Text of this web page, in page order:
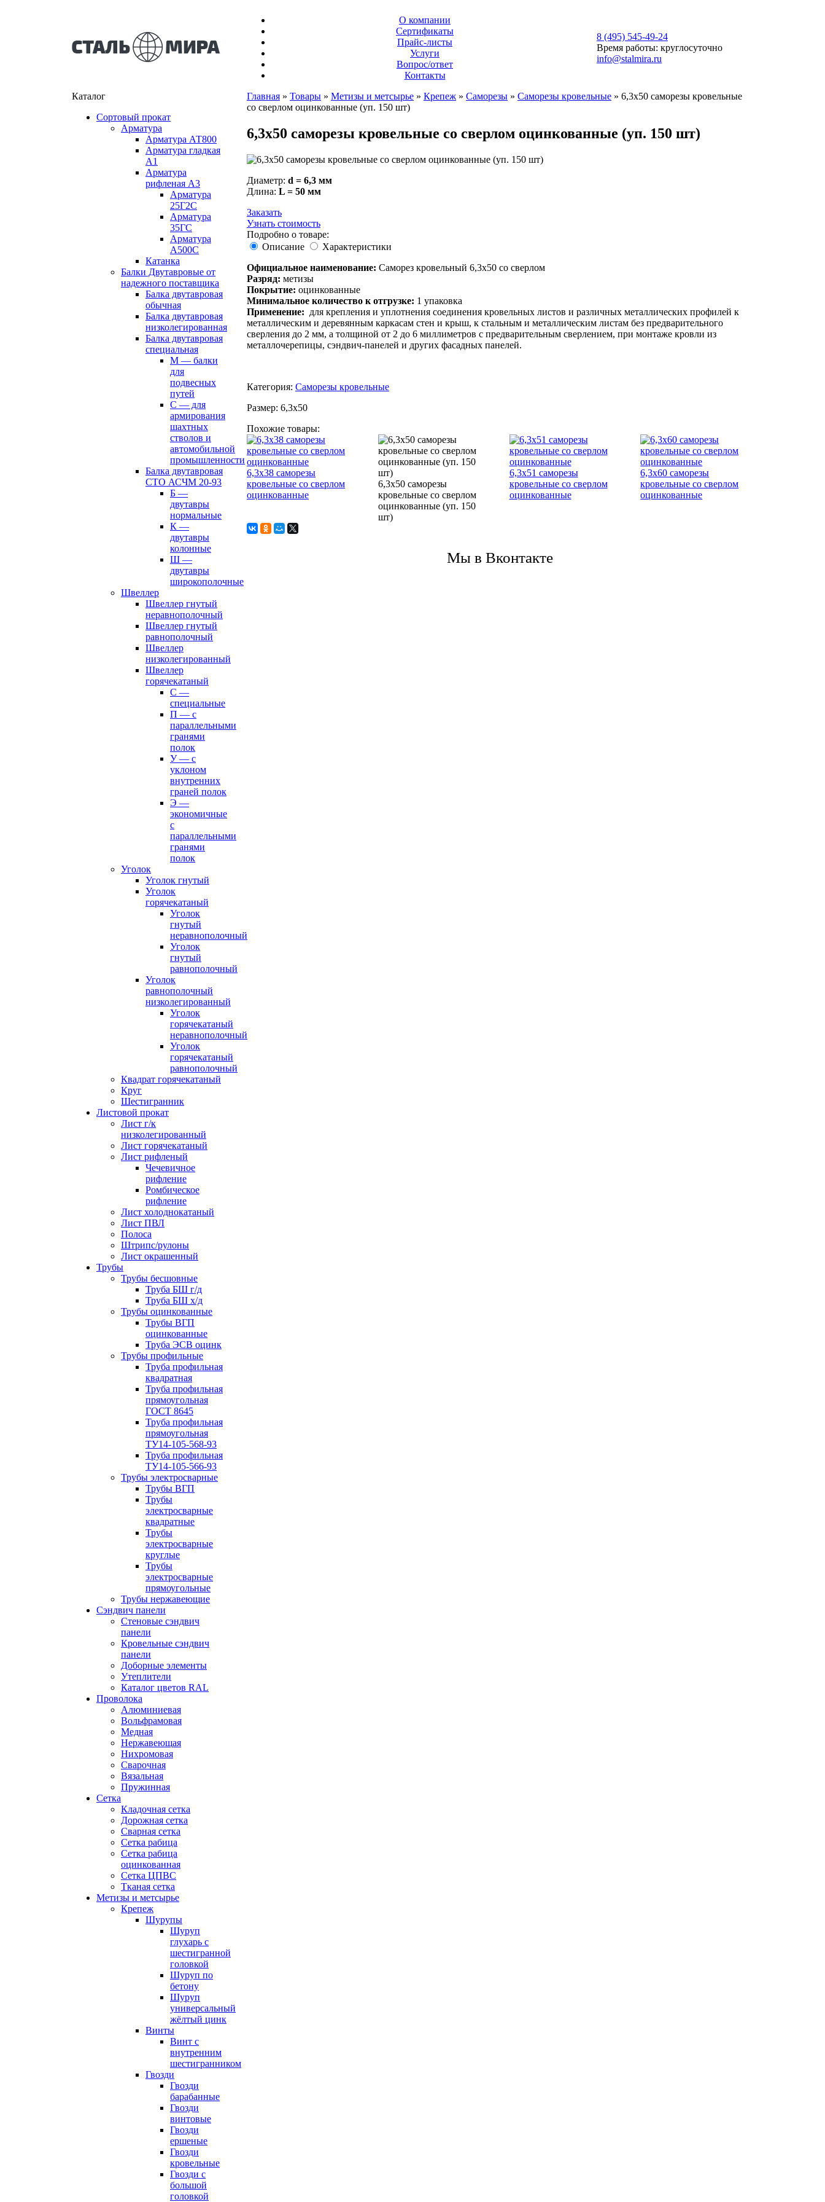
О компании
Сертификаты
Прайс-листы
Услуги
Вопрос/ответ
Контакты
8 (495) 545-49-24
Время работы: круглосуточно
info@stalmira.ru
Каталог
Сортовый прокат
Арматура
Арматура АТ800
Арматура гладкая
А1
Арматура
рифленая А3
Арматура
25Г2С
Арматура
35ГС
Арматура
А500С
Катанка
Балки Двутавровые от
надежного поставщика
Балка двутавровая
обычная
Балка двутавровая
низколегированная
Балка двутавровая
специальная
М — балки
для
подвесных
путей
С — для
армирования
шахтных
стволов и
автомобильной
промышленности
Балка двутавровая
СТО АСЧМ 20-93
Б —
двутавры
нормальные
К —
двутавры
колонные
Ш —
двутавры
широкополочные
Швеллер
Швеллер гнутый
неравнополочный
Швеллер гнутый
равнополочный
Швеллер
низколегированный
Швеллер
горячекатаный
С —
специальные
П — с
параллельными
гранями
полок
У — с
уклоном
внутренних
граней полок
Э —
экономичные
с
параллельными
гранями
полок
Уголок
Уголок гнутый
Уголок
горячекатаный
Уголок
гнутый
неравнополочный
Уголок
гнутый
равнополочный
Уголок
равнополочный
низколегированный
Уголок
горячекатаный
неравнополочный
Уголок
горячекатаный
равнополочный
Квадрат горячекатаный
Круг
Шестигранник
Листовой прокат
Лист г/к
низколегированный
Лист горячекатаный
Лист рифленый
Чечевичное
рифление
Ромбическое
рифление
Лист холоднокатаный
Лист ПВЛ
Полоса
Штрипс/рулоны
Лист окрашенный
Трубы
Трубы бесшовные
Труба БШ г/д
Труба БШ х/д
Трубы оцинкованные
Трубы ВГП
оцинкованные
Труба ЭСВ оцинк
Трубы профильные
Труба профильная
квадратная
Труба профильная
прямоугольная
ГОСТ 8645
Труба профильная
прямоугольная
ТУ14-105-568-93
Труба профильная
ТУ14-105-566-93
Трубы электросварные
Трубы ВГП
Трубы
электросварные
квадратные
Трубы
электросварные
круглые
Трубы
электросварные
прямоугольные
Трубы нержавеющие
Сэндвич панели
Стеновые сэндвич
панели
Кровельные сэндвич
панели
Доборные элементы
Утеплители
Каталог цветов RAL
Проволока
Алюминиевая
Вольфрамовая
Медная
Нержавеющая
Нихромовая
Сварочная
Вязальная
Пружинная
Сетка
Кладочная сетка
Дорожная сетка
Сварная сетка
Сетка рабица
Сетка рабица
оцинкованная
Сетка ЦПВС
Тканая сетка
Метизы и метсырье
Крепеж
Шурупы
Шуруп
глухарь с
шестигранной
головкой
Шуруп по
бетону
Шуруп
универсальный
жёлтый цинк
Винты
Винт с
внутренним
шестигранником
Гвозди
Гвозди
барабанные
Гвозди
винтовые
Гвозди
ершеные
Гвозди
кровельные
Гвозди с
большой
головкой
Главная » Товары » Метизы и метсырье » Крепеж » Саморезы » Саморезы кровельные » 6,3х50 саморезы кровельные
со сверлом оцинкованные (уп. 150 шт)
6,3х50 саморезы кровельные со сверлом оцинкованные (уп. 150 шт)
Диаметр: d = 6,3 мм
Длина: L = 50 мм
Заказать
Узнать стоимость
Подробно о товаре:
Описание
Характеристики
Официальное наименование: Саморез кровельный 6,3х50 со сверлом
Разряд: метизы
Покрытие: оцинкованные
Минимальное количество к отгрузке: 1 упаковка
Применение: для крепления и уплотнения соединения кровельных листов и различных металлических профилей к
металлическим и деревянным каркасам стен и крыш, к стальным и металлическим листам без предварительного
сверления до 2 мм, а толщиной от 2 до 6 миллиметров с предварительным сверлением, при монтаже кровли из
металлочерепицы, сэндвич-панелей и других фасадных панелей.
Категория: Саморезы кровельные
Размер: 6,3х50
Похожие товары:
6,3х38 саморезы
кровельные со сверлом
оцинкованные
6,3х50 саморезы
кровельные со сверлом
оцинкованные (уп. 150
шт)
6,3х51 саморезы
кровельные со сверлом
оцинкованные
6,3х60 саморезы
кровельные со сверлом
оцинкованные
Мы в Вконтакте